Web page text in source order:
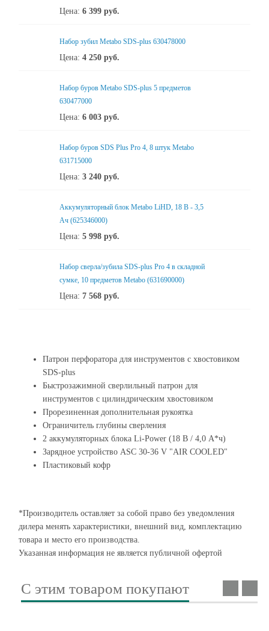
Цена: 6 399 руб.
Набор зубил Metabo SDS-plus 630478000
Цена: 4 250 руб.
Набор буров Metabo SDS-plus 5 предметов
630477000
Цена: 6 003 руб.
Набор буров SDS Plus Pro 4, 8 штук Metabo
631715000
Цена: 3 240 руб.
Аккумуляторный блок Metabo LiHD, 18 В - 3,5
Ач (625346000)
Цена: 5 998 руб.
Набор сверла/зубила SDS-plus Pro 4 в складной
сумке, 10 предметов Metabo (631690000)
Цена: 7 568 руб.
Патрон перфоратора для инструментов с хвостовиком
SDS-plus
Быстрозажимной сверлильный патрон для
инструментов с цилиндрическим хвостовиком
Прорезиненная дополнительная рукоятка
Ограничитель глубины сверления
2 аккумуляторных блока Li-Power (18 В / 4,0 А*ч)
Зарядное устройство ASC 30-36 V "AIR COOLED"
Пластиковый кофр
*Производитель оставляет за собой право без уведомления
дилера менять характеристики, внешний вид, комплектацию
товара и место его производства.
Указанная информация не является публичной офертой
С этим товаром покупают